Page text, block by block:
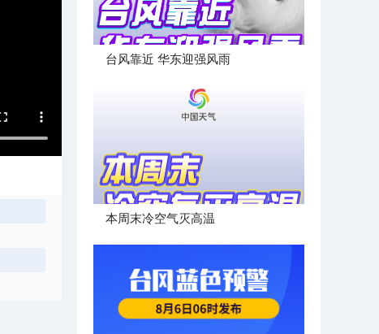
台风靠近 华东迎强风雨
本周末冷空气灭高温